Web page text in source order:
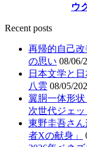
ウ
Recent posts
再帰的自己
の思い 08/06/
日本文学と
八雲 08/05/
翼胴一体形状
次世代ジェ
東野圭吾さ
者Xの献身」